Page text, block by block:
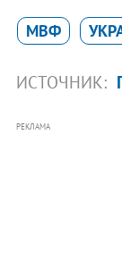
МВФ
ИСТОЧНИК:
РЕКЛАМА